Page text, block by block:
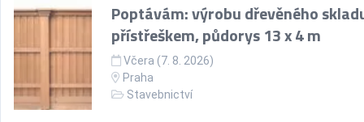
Poptávám: výrobu dřevěného
přístřeškem, půdorys 13 x 4 m
Včera (7. 8. 2026)
Praha
Stavebnictví